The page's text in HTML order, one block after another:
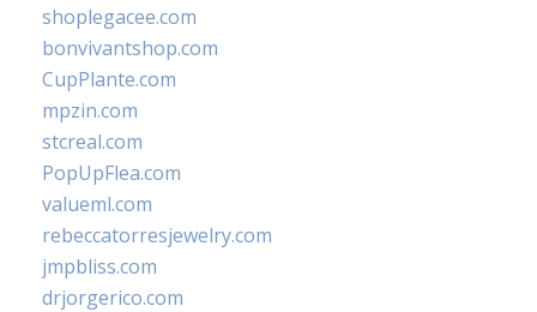
shoplegacee.com
bonvivantshop.com
CupPlante.com
mpzin.com
stcreal.com
PopUpFlea.com
valueml.com
rebeccatorresjewelry.com
jmpbliss.com
drjorgerico.com